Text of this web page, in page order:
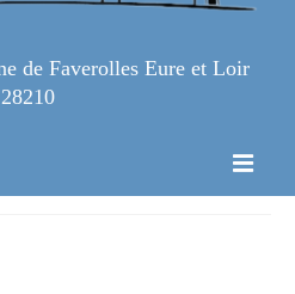
de Faverolles Eure et Loir
28210